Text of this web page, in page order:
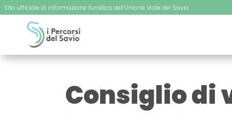
Sito ufficiale di informazione turistica dell’Unione Valle del Savio
Consiglio di